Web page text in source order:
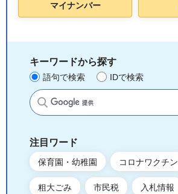
マイナンバー
キーワードから探す
語句で検索 IDで検索
サイト内検索
注目ワード
保育園・幼稚園 コロナワクチン
粗大ごみ 市民税 入札情報